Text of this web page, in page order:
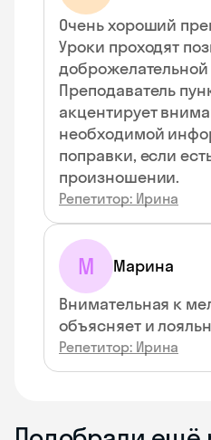
Очень хороший
Уроки проходят
Преподаватель
акцентирует
необходимой
поправки, если
произношении.
Репетитор: Ирина
М Марина
Внимательная к
объясняет и
Репетитор: Ирина